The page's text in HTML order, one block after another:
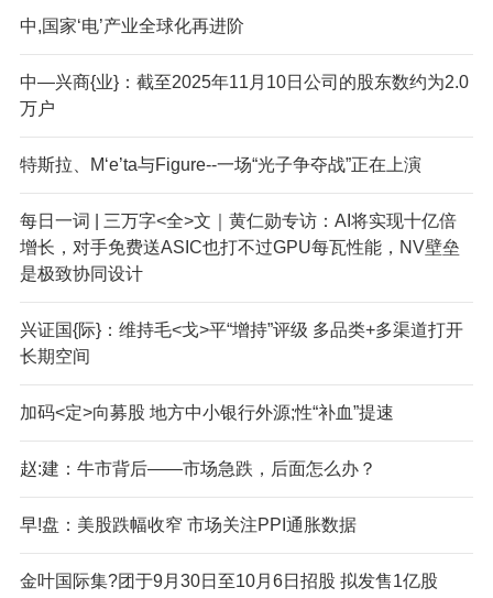
中,国家‘电’产业全球化再进阶
中—兴商{业}：截至2025年11月10日公司的股东数约为2.0
万户
特斯拉、M‘e’ta与Figure--一场“光子争夺战”正在上演
每日一词 | 三万字<全>文｜黄仁勋专访：AI将实现十亿倍
增长，对手免费送ASIC也打不过GPU每瓦性能，NV壁垒
是极致协同设计
兴证国{际}：维持毛<戈>平“增持”评级 多品类+多渠道打开
长期空间
加码<定>向募股 地方中小银行外源;性“补血”提速
赵:建：牛市背后——市场急跌，后面怎么办？
早!盘：美股跌幅收窄 市场关注PPI通胀数据
金叶国际集?团于9月30日至10月6日招股 拟发售1亿股